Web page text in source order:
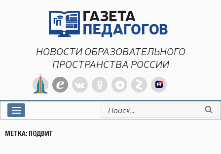
НОВОСТИ ОБРАЗОВАТЕЛЬНОГО
ПРОСТРАНСТВА РОССИИ
Искать:
МЕТКА: ПОДВИГ